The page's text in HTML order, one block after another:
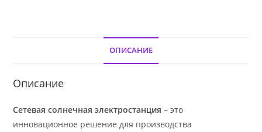
ОПИСАНИЕ
Описание
Сетевая солнечная электростанция – это
инновационное решение для производства